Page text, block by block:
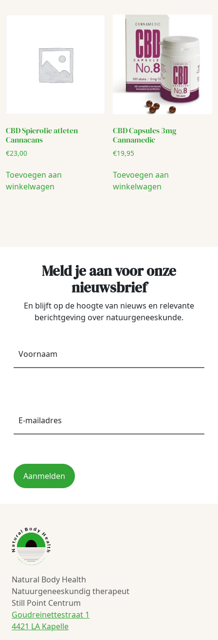
CBD Spierolie atleten
Cannacans
€23,00
Toevoegen aan
winkelwagen
CBD Capsules 3mg
Cannamedic
€19,95
Toevoegen aan
winkelwagen
Meld je aan voor onze
nieuwsbrief
En blijft op de hoogte van nieuws en relevante
berichtgeving over natuurgeneeskunde.
Aanmelden
Natural Body Health
Natuurgeneeskundig therapeut
Still Point Centrum
Goudreinettestraat 1
4421 LA Kapelle